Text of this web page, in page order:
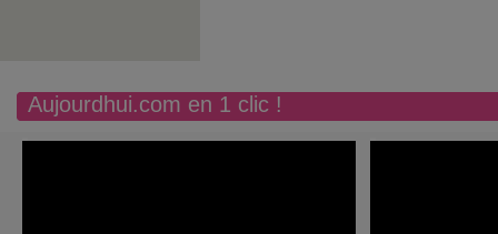
Aujourdhui.com en 1 clic !